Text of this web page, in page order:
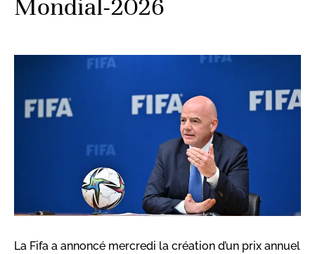
Mondial-2026
La Fifa a annoncé mercredi la création d’un prix annuel